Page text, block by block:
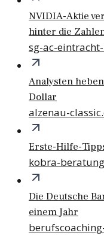
NVIDIA-Aktie
hinter die
sg-ac-
Analysten
Dollar
alzenau-
Erste-Hilfe-
kobra-
Die Deutsche
einem Jahr